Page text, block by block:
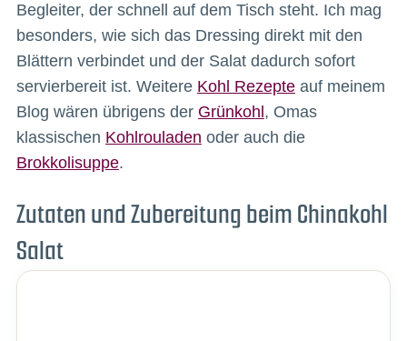
Begleiter, der schnell auf dem Tisch steht. Ich mag
besonders, wie sich das Dressing direkt mit den
Blättern verbindet und der Salat dadurch sofort
servierbereit ist. Weitere Kohl Rezepteauf meinem
Blog wären übrigens der Grünkohl , Omas
klassischen Kohlrouladen oder auch die
Brokkolisuppe.
Zutaten und Zubereitung beim Chinakohl
Salat